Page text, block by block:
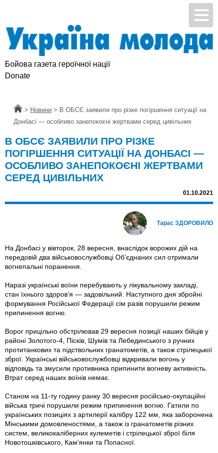
Бойова газета героїчної нації
Donate
Головна
> Новини > В ОБСЄ заявили про різке погіршення ситуації на
Донбасі — особливо занепокоєні жертвами серед цивільних
В ОБСЄ ЗАЯВИЛИ ПРО РІЗКЕ
ПОГІРШЕННЯ СИТУАЦІЇ НА ДОНБАСІ —
ОСОБЛИВО ЗАНЕПОКОЄНІ ЖЕРТВАМИ
СЕРЕД ЦИВІЛЬНИХ
01.10.2021
Тарас ЗДОРОВИЛО
На Донбасі у вівторок, 28 вересня, внаслідок ворожих дій на
передовій два військовослужбовцi Об’єднаних сил отримали
вогнепальні поранення.
Наразі українські воїни перебувають у лікувальному закладі,
стан їхнього здоров’я — задовільний. Наступного дня збройні
формування Російської Федерації сім разів порушили режим
припинення вогню.
Ворог прицільно обстрілював 29 вересня позиції наших бійців у
районі Золотого-4, Пісків, Шумів та Лебединського з ручних
протитанкових та підствольних гранатометів, а також стрілецької
зброї. Українські військовослужбовці відкривали вогонь у
відповідь та змусили противника припинити вогневу активність.
Втрат серед наших воїнів немає.
Станом на 11-ту годину ранку 30 вересня російсько-окупаційні
війська тричi порушили режим припинення вогню. Гатили по
українських позиціях з артилерії калібру 122 мм, яка заборонена
Мінськими домовленостями, а також iз гранатометів різних
систем, великокаліберних кулеметів i стрілецької зброї біля
Новотошківського, Кам’янки та Попасної.